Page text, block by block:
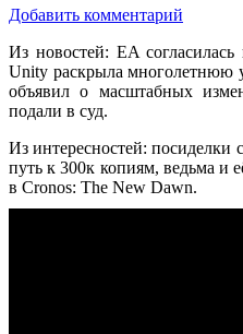
Добавить комментарий
Из новостей: EA
Unity раскрыла многолетнюю
объявил о масштабных
подали в суд.
Из интересностей: посиделки
путь к 300к копиям, ведьма и
в Cronos: The New Dawn.